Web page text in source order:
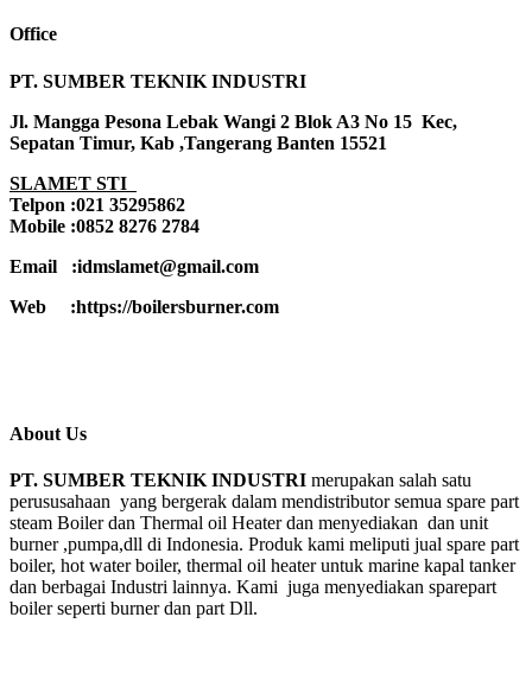
Office
PT. SUMBER TEKNIK INDUSTRI
Jl. Mangga Pesona Lebak Wangi 2 Blok A3 No 15 Kec,
Sepatan Timur, Kab ,Tangerang Banten 15521
SLAMET STI
Telpon :021 35295862
Mobile :0852 8276 2784
Email :idmslamet@gmail.com
Web :https://boilersburner.com
About Us
PT. SUMBER TEKNIK INDUSTRI merupakan salah satu
perususahaan yang bergerak dalam mendistributor semua spare part
steam Boiler dan Thermal oil Heater dan menyediakan dan unit
burner ,pumpa,dll di Indonesia. Produk kami meliputi jual spare part
boiler, hot water boiler, thermal oil heater untuk marine kapal tanker
dan berbagai Industri lainnya. Kami juga menyediakan sparepart
boiler seperti burner dan part Dll.